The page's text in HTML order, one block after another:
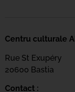
Centru culturale
Rue St Exupéry
20600 Bastia
Contact :